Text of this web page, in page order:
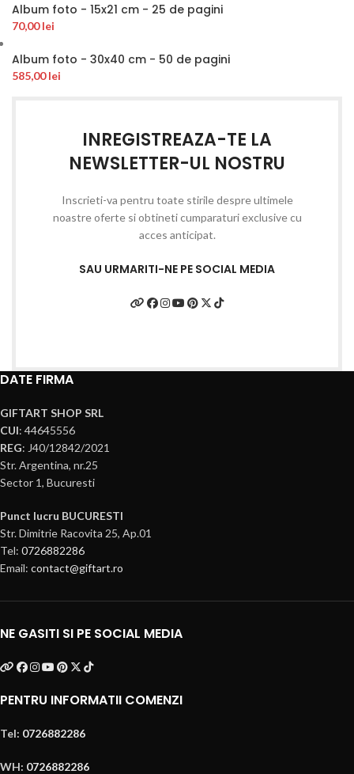
Album foto - 15x21 cm - 25 de pagini
70,00lei
Album foto - 30x40 cm - 50 de pagini
585,00lei
INREGISTREAZA-TE LA
NEWSLETTER-UL NOSTRU
Inscrieti-va pentru toate stirile despre ultimele
noastre oferte si obtineti cumparaturi exclusive cu
acces anticipat.
SAU URMARITI-NE PE SOCIAL MEDIA
DATE FIRMA
GIFTART SHOP SRL
CUI: 44645556
REG: J40/12842/2021
Str. Argentina, nr.25
Sector 1, Bucuresti
Punct lucru BUCURESTI
Str. Dimitrie Racovita 25, Ap.01
Tel: 0726882286
Email: contact@giftart.ro
NE GASITI SI PE SOCIAL MEDIA
PENTRU INFORMATII COMENZI
Tel: 0726882286
WH: 0726882286